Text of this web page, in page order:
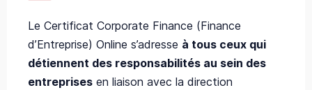
Le Certificat Corporate Finance (Finance
d’Entreprise) Online s’adresse à tous ceux qui
détiennent des responsabilités au sein des
entreprises en liaison avec la direction